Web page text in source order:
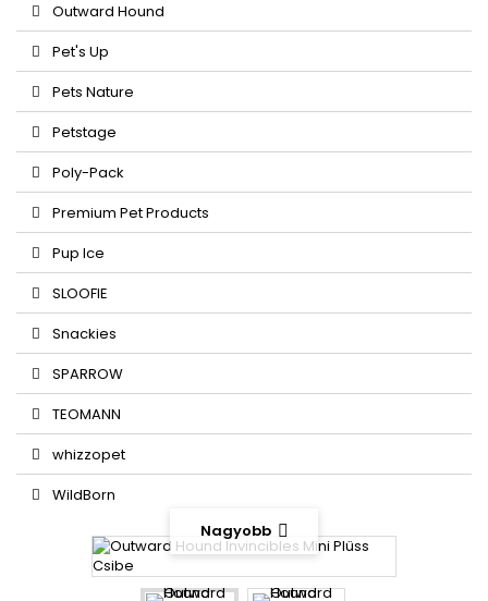
Outward Hound
Pet's Up
Pets Nature
Petstage
Poly-Pack
Premium Pet Products
Pup Ice
SLOOFIE
Snackies
SPARROW
TEOMANN
whizzopet
WildBorn
Nagyobb